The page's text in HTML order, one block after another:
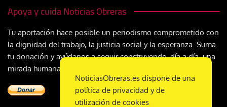
Apoya y cuida Noticias Obreras
Tu aportación hace posible un periodismo comprometido con
la dignidad del trabajo, la justicia social y la esperanza. Suma
tu donación y ayúdanos a seguir construyendo, día a día, una
mirada humana y cristiana sobre el mundo del trabajo
NoticiasObreras.es dispone de una
política de privacidad y de
utilización de cookies